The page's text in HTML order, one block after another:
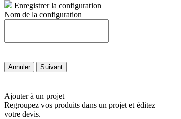
Enregistrer la configuration
Nom de la configuration
Annuler Suivant
Ajouter à un projet
Regroupez vos produits dans un projet et éditez
votre devis.